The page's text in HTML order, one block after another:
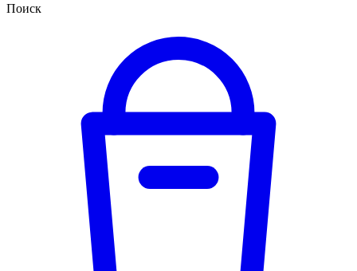
Поиск